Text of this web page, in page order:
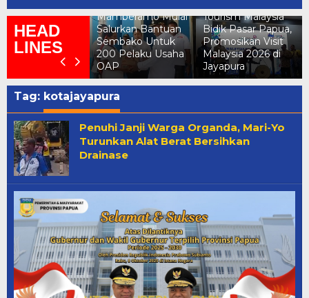
HEAD
LINES
Teken
Dengan
Papua
Mamberamo Mulai
Salurkan Bantuan
Sembako Untuk
200 Pelaku Usaha
OAP
Tourism Malaysia
Bidik Pasar Papua,
Promosikan Visit
Malaysia 2026 di
Jayapura
Tag: kotajayapura
Penuhi Janji Warga Organda, Mari-Yo
Turunkan Alat Berat Bersihkan
Drainase